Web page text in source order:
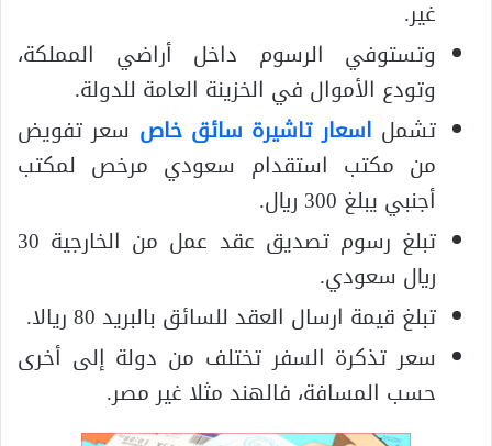
غير.
وتستوفي الرسوم داخل أراضي المملكة،
وتودع الأموال في الخزينة العامة للدولة.
تشمل اسعار تاشيرة سائق خاص سعر تفويض
من مكتب استقدام سعودي مرخص لمكتب
أجنبي يبلغ 300 ريال.
تبلغ رسوم تصديق عقد عمل من الخارجية 30
ريال سعودي.
تبلغ قيمة ارسال العقد للسائق بالبريد 80 ريالا.
سعر تذكرة السفر تختلف من دولة إلى أخرى
حسب المسافة، فالهند مثلا غير مصر.